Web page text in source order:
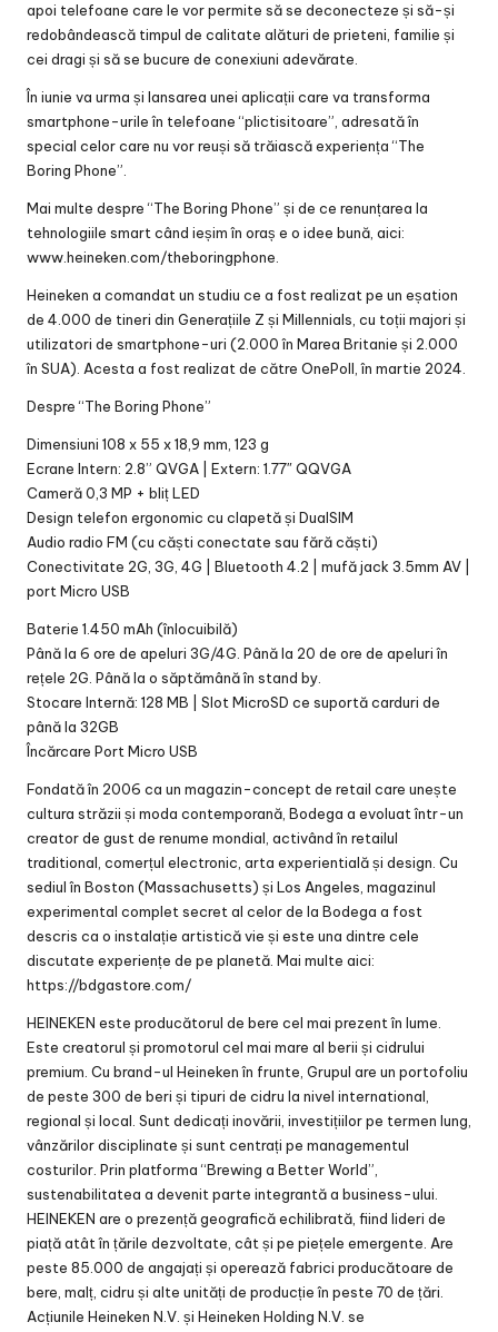
apoi telefoane care le vor permite să se deconecteze și să-și
redobândească timpul de calitate alături de prieteni, familie și
cei dragi și să se bucure de conexiuni adevărate.
În iunie va urma și lansarea unei aplicații care va transforma
smartphone-urile în telefoane “plictisitoare”, adresată în
special celor care nu vor reuși să trăiască experiența “The
Boring Phone”.
Mai multe despre “The Boring Phone” și de ce renunțarea la
tehnologiile smart când ieșim în oraș e o idee bună, aici:
www.heineken.com/theboringphone.
Heineken a comandat un studiu ce a fost realizat pe un eșation
de 4.000 de tineri din Generațiile Z și Millennials, cu toții majori și
utilizatori de smartphone-uri (2.000 în Marea Britanie și 2.000
în SUA). Acesta a fost realizat de către OnePoll, în martie 2024.
Despre “The Boring Phone”
Dimensiuni 108 x 55 x 18,9 mm, 123 g
Ecrane Intern: 2.8” QVGA | Extern: 1.77″ QQVGA
Cameră 0,3 MP + bliț LED
Design telefon ergonomic cu clapetă și DualSIM
Audio radio FM (cu căști conectate sau fără căști)
Conectivitate 2G, 3G, 4G | Bluetooth 4.2 | mufă jack 3.5mm AV |
port Micro USB
Baterie 1.450 mAh (înlocuibilă)
Până la 6 ore de apeluri 3G/4G. Până la 20 de ore de apeluri în
rețele 2G. Până la o săptămână în stand by.
Stocare Internă: 128 MB | Slot MicroSD ce suportă carduri de
până la 32GB
Încărcare Port Micro USB
Fondată în 2006 ca un magazin-concept de retail care unește
cultura străzii și moda contemporană, Bodega a evoluat într-un
creator de gust de renume mondial, activând în retailul
traditional, comerțul electronic, arta experientială și design. Cu
sediul în Boston (Massachusetts) și Los Angeles, magazinul
experimental complet secret al celor de la Bodega a fost
descris ca o instalație artistică vie și este una dintre cele
discutate experiențe de pe planetă. Mai multe aici:
https://bdgastore.com/
HEINEKEN este producătorul de bere cel mai prezent în lume.
Este creatorul și promotorul cel mai mare al berii și cidrului
premium. Cu brand-ul Heineken în frunte, Grupul are un portofoliu
de peste 300 de beri și tipuri de cidru la nivel international,
regional și local. Sunt dedicați inovării, investițiilor pe termen lung,
vânzărilor disciplinate și sunt centrați pe managementul
costurilor. Prin platforma “Brewing a Better World”,
sustenabilitatea a devenit parte integrantă a business-ului.
HEINEKEN are o prezență geografică echilibrată, fiind lideri de
piață atât în țările dezvoltate, cât și pe piețele emergente. Are
peste 85.000 de angajați și operează fabrici producătoare de
bere, malț, cidru și alte unități de producție în peste 70 de țări.
Acțiunile Heineken N.V. și Heineken Holding N.V. se